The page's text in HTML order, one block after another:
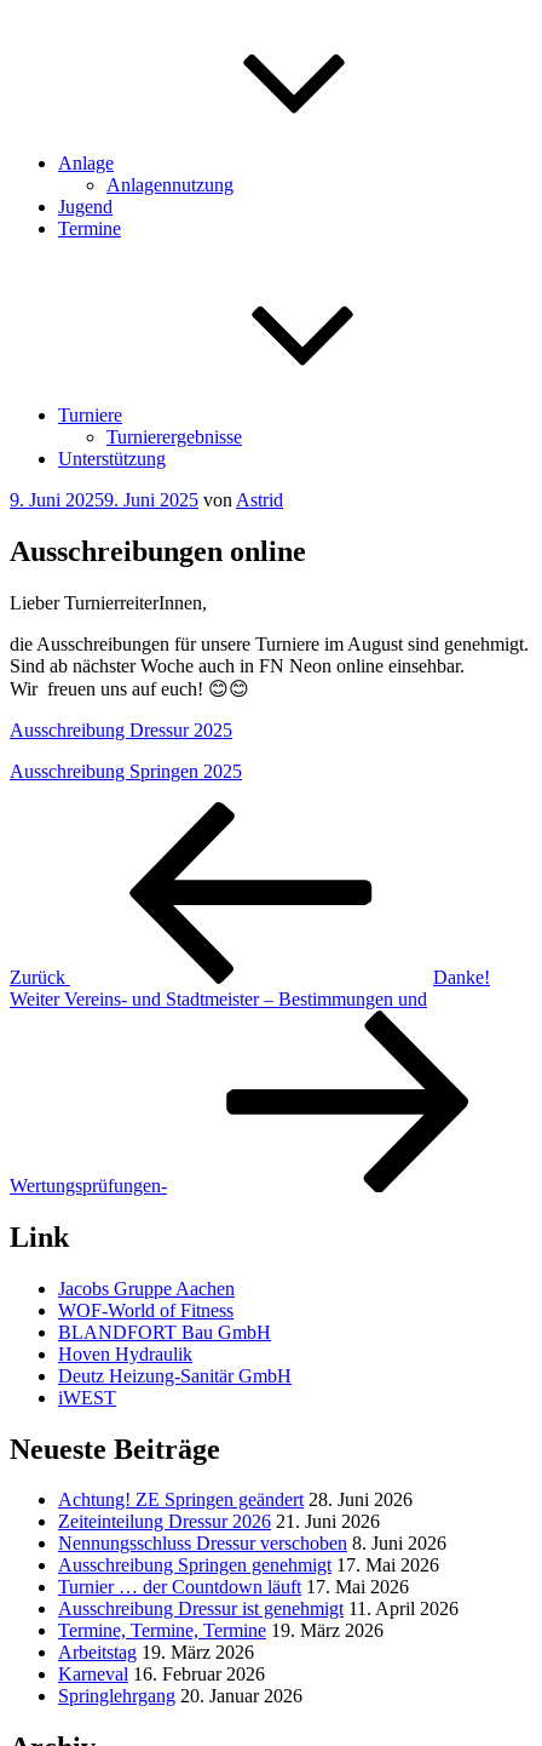
Anlage
Anlagennutzung
Jugend
Termine
Turniere
Turnierergebnisse
Unterstützung
Veröffentlicht
9. Juni 20259. Juni 2025 von Astrid
Ausschreibungen online
Lieber TurnierreiterInnen,
die Ausschreibungen für unsere Turniere im August sind genehmigt.
Sind ab nächster Woche auch in FN Neon online einsehbar.
Wir freuen uns auf euch! 😊😊
Ausschreibung Dressur 2025
Ausschreibung Springen 2025
Beitragsnavigation
Zurück
Danke!
Nächster
Weiter Vereins- und Stadtmeister – Bestimmungen und
Wertungsprüfungen-
Link
Jacobs Gruppe Aachen
WOF-World of Fitness
BLANDFORT Bau GmbH
Hoven Hydraulik
Deutz Heizung-Sanitär GmbH
iWEST
Neueste Beiträge
Achtung! ZE Springen geändert 28. Juni 2026
Zeiteinteilung Dressur 2026 21. Juni 2026
Nennungsschluss Dressur verschoben 8. Juni 2026
Ausschreibung Springen genehmigt 17. Mai 2026
Turnier … der Countdown läuft 17. Mai 2026
Ausschreibung Dressur ist genehmigt 11. April 2026
Termine, Termine, Termine 19. März 2026
Arbeitstag 19. März 2026
Karneval 16. Februar 2026
Springlehrgang 20. Januar 2026